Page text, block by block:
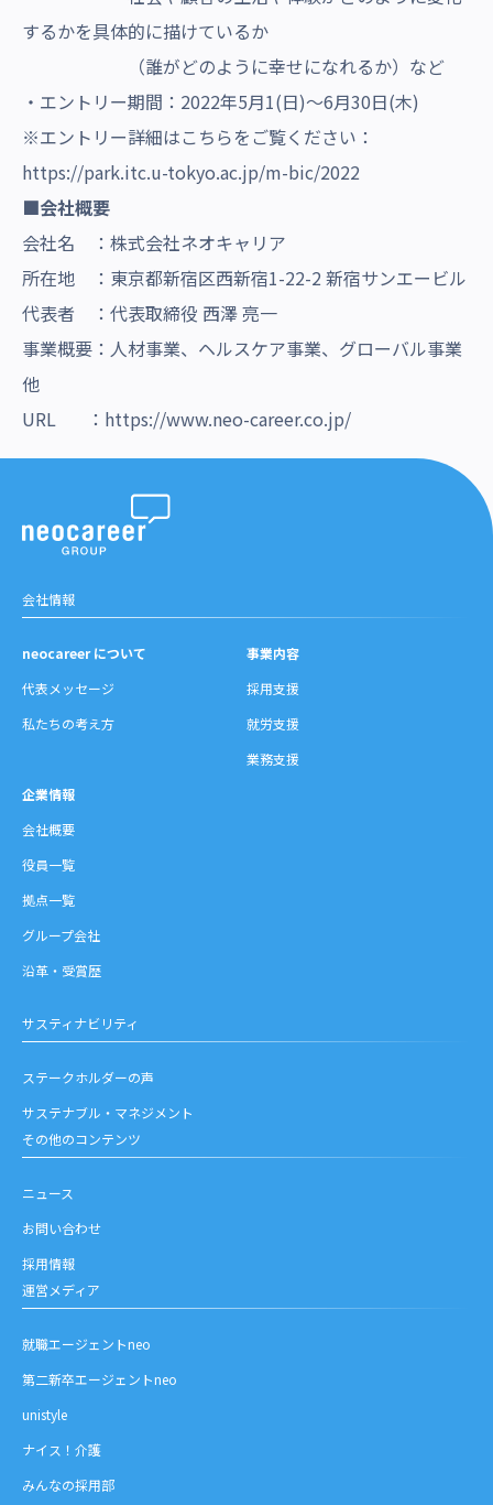
するかを具体的に描けているか
（誰がどのように幸せになれるか）など
・エントリー期間：2022年5月1(日)～6月30日(木)
※エントリー詳細はこちらをご覧ください：
https://park.itc.u-tokyo.ac.jp/m-bic/2022
■会社概要
会社名 ：株式会社ネオキャリア
所在地 ：東京都新宿区西新宿1-22-2 新宿サンエービル
代表者 ：代表取締役 西澤 亮一
事業概要：人材事業、ヘルスケア事業、グローバル事業
他
URL ： https://www.neo-career.co.jp/
会社情報
neocareer について
代表メッセージ
私たちの考え方
事業内容
採用支援
就労支援
業務支援
企業情報
会社概要
役員一覧
拠点一覧
グループ会社
沿革・受賞歴
サスティナビリティ
ステークホルダーの声
サステナブル・マネジメント
その他のコンテンツ
ニュース
お問い合わせ
採用情報
運営メディア
就職エージェントneo
第二新卒エージェントneo
unistyle
ナイス！介護
みんなの採用部